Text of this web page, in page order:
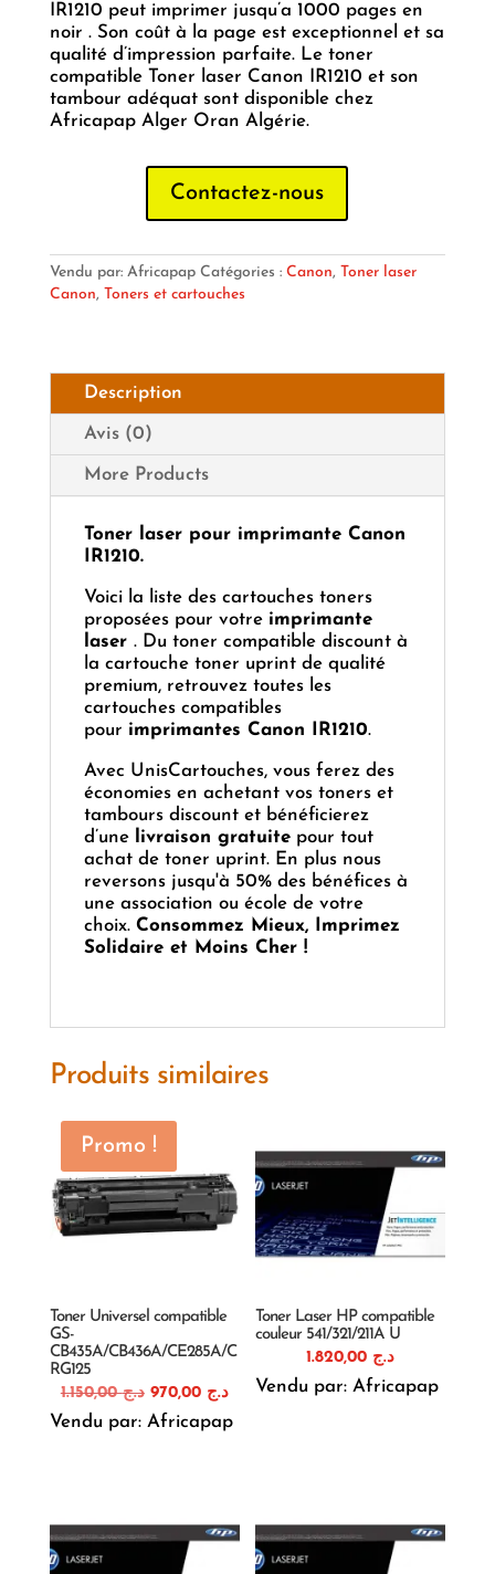
IR1210 peut imprimer jusqu’a 1000 pages en
noir . Son coût à la page est exceptionnel et sa
qualité d’impression parfaite. Le toner
compatible Toner laser Canon IR1210 et son
tambour adéquat sont disponible chez
Africapap Alger Oran Algérie.
Contactez-nous
Vendu par: Africapap Catégories : Canon, Toner laser
Canon, Toners et cartouches
Description
Avis (0)
More Products
Toner laser pour imprimante Canon
IR1210.
Voici la liste des cartouches toners
proposées pour votre imprimante
laser . Du toner compatible discount à
la cartouche toner uprint de qualité
premium, retrouvez toutes les
cartouches compatibles
pour imprimantes Canon IR1210.
Avec UnisCartouches, vous ferez des
économies en achetant vos toners et
tambours discount et bénéficierez
d’une livraison gratuitepour tout
achat de toner uprint. En plus nous
reversons jusqu'à 50% des bénéfices à
une association ou école de votre
choix. Consommez Mieux, Imprimez
Solidaire et Moins Cher !
Produits similaires
Promo !
Toner Universel compatible
GS-
CB435A/CB436A/CE285A/C
RG125
د.ج1.150,00
Le
prix
د.ج 970,00
Le
prix
Vendu par: Africapap
Toner Laser HP compatible
couleur 541/321/211A U
د.ج
Vendu par: Africapap